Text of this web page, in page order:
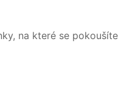
na které se